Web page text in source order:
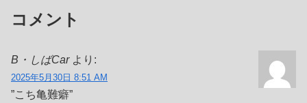
コメント
B・しばCar より:
2025年5月30日 8:51 AM
”こち亀難癖”